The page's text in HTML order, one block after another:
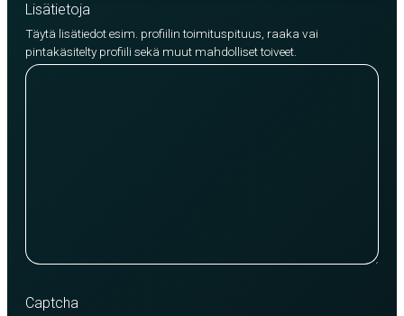
Lisätietoja
Täytä lisätiedot esim. profiilin toimituspituus, raaka vai
pintakäsitelty profiili sekä muut mahdolliset toiveet.
Captcha